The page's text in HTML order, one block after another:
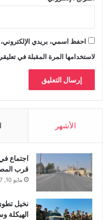
احفظ اسمي، بريدي
لاستخدامها المرة المقبلة في
الأشهر
اجتماع
قرب
مايو 10, 2017
نخيل
الهيكلة